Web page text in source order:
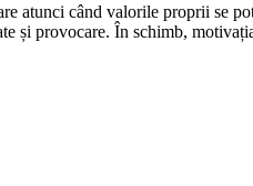
atunci când valorile proprii se
și provocare. În schimb,